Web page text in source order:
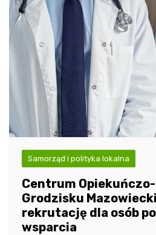
Samorząd i polityka lokalna
Centrum
Grodzisku
rekrutację dla osób
wsparcia